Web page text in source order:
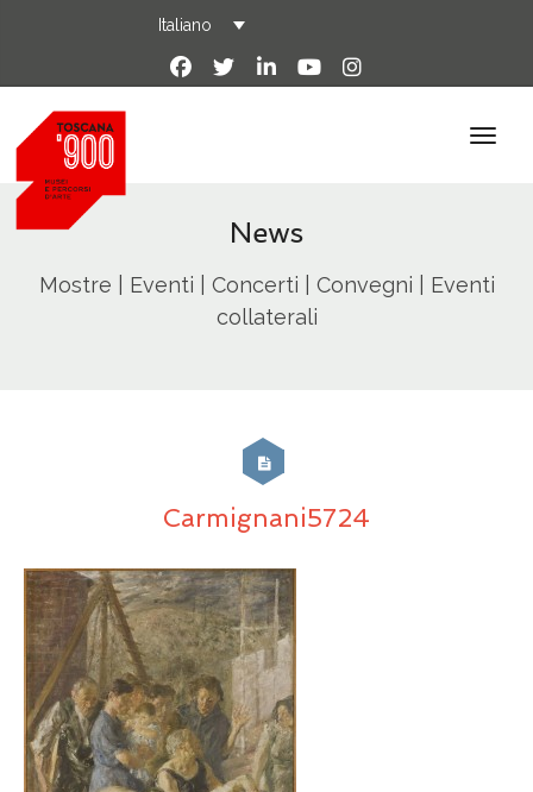
Italiano
News
Mostre | Eventi | Concerti | Convegni | Eventi
collaterali
Carmignani5724